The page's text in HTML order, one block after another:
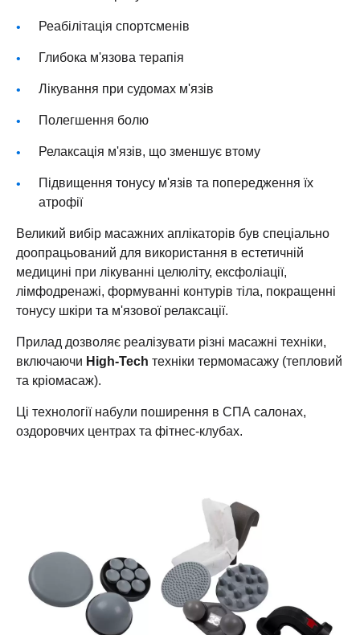
Реабілітація спортсменів
Глибока м'язова терапія
Лікування при судомах м'язів
Полегшення болю
Релаксація м'язів, що зменшує втому
Підвищення тонусу м'язів та попередження їх
атрофії
Великий вибір масажних аплікаторів був спеціально
доопрацьований для використання в естетичній
медицині при лікуванні целюліту, ексфоліації,
лімфодренажі, формуванні контурів тіла, покращенні
тонусу шкіри та м'язової релаксації.
Прилад дозволяє реалізувати різні масажні техніки,
включаючи High-Tech техніки термомасажу (тепловий
та кріомасаж).
Ці технології набули поширення в СПА салонах,
оздоровчих центрах та фітнес-клубах.